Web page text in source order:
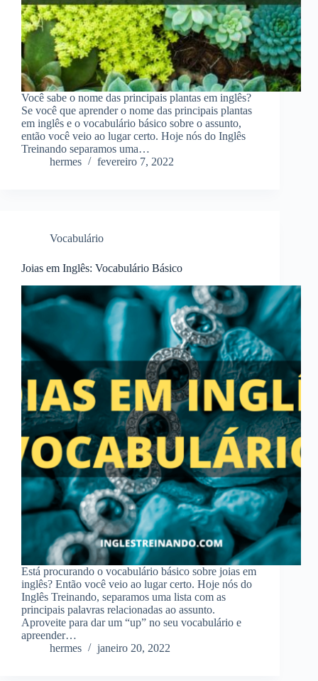
Você sabe o nome das principais plantas em inglês?
Se você que aprender o nome das principais plantas
em inglês e o vocabulário básico sobre o assunto,
então você veio ao lugar certo. Hoje nós do Inglês
Treinando separamos uma…
hermes
fevereiro 7, 2022
Vocabulário
Joias em Inglês: Vocabulário Básico
Está procurando o vocabulário básico sobre joias em
inglês? Então você veio ao lugar certo. Hoje nós do
Inglês Treinando, separamos uma lista com as
principais palavras relacionadas ao assunto.
Aproveite para dar um “up” no seu vocabulário e
apreender…
hermes
janeiro 20, 2022